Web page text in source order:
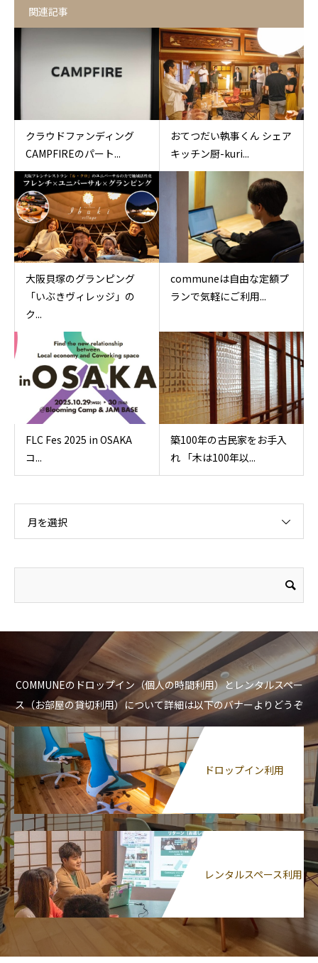
関連記事
クラウドファンディング
CAMPFIREのパート...
おてつだい執事くん シェア
キッチン厨-kuri...
大阪貝塚のグランピング
「いぶきヴィレッジ」の
ク...
communeは自由な定額プ
ランで気軽にご利用...
FLC Fes 2025 in OSAKA
コ...
築100年の古民家をお手入
れ 「木は100年以...
月を選択
COMMUNEのドロップイン（個人の時間利用）とレンタルスペー
ス（お部屋の貸切利用）について詳細は以下のバナーよりどうぞ
ドロップイン利用
レンタルスペース利用